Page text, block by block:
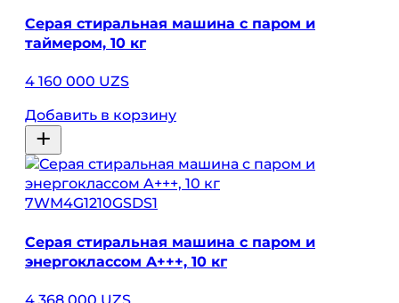
Серая стиральная машина с паром и
таймером, 10 кг
4 160 000 UZS
Добавить в корзину
7WM4G1210GSDS1
Серая стиральная машина с паром и
энергоклассом A+++, 10 кг